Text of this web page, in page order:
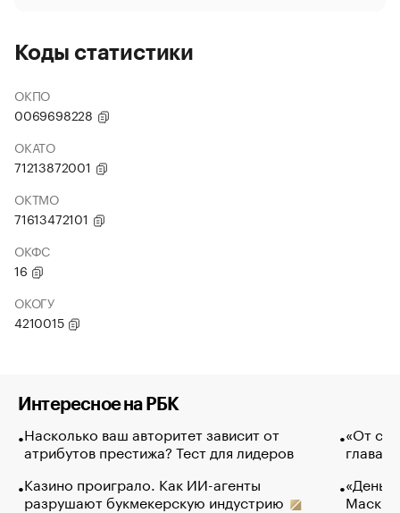
Коды статистики
ОКПО
0069698228
ОКАТО
71213872001
ОКТМО
71613472101
ОКФС
16
ОКОГУ
4210015
Интересное на РБК
Насколько ваш авторитет зависит от
атрибутов престижа? Тест для лидеров
Казино проиграло. Как ИИ-агенты
разрушают букмекерскую индустрию
«От
глава
Маск в